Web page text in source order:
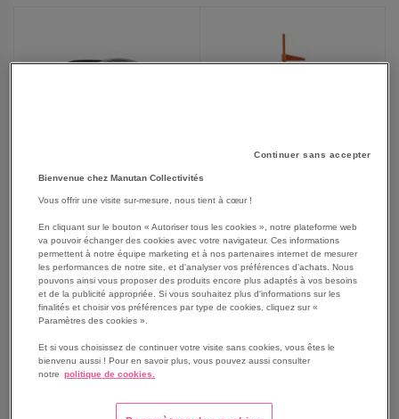
Pèse-personne mécanique
- Néo-T - Terraillon
35,75 €
42,90 € TTC
Toise bois à fixer au mur- -
Securimed
118,00 €
141,60 € TTC
Continuer sans accepter
Bienvenue chez Manutan Collectivités
Vous offrir une visite sur-mesure, nous tient à cœur !
En cliquant sur le bouton « Autoriser tous les cookies », notre plateforme web
va pouvoir échanger des cookies avec votre navigateur. Ces informations
permettent à notre équipe marketing et à nos partenaires internet de mesurer
les performances de notre site, et d'analyser vos préférences d'achats. Nous
pouvons ainsi vous proposer des produits encore plus adaptés à vos besoins
et de la publicité appropriée. Si vous souhaitez plus d'informations sur les
finalités et choisir vos préférences par type de cookies, cliquez sur «
Paramètres des cookies ».
Et si vous choisissez de continuer votre visite sans cookies, vous êtes le
bienvenu aussi ! Pour en savoir plus, vous pouvez aussi consulter
notre politique de cookies.